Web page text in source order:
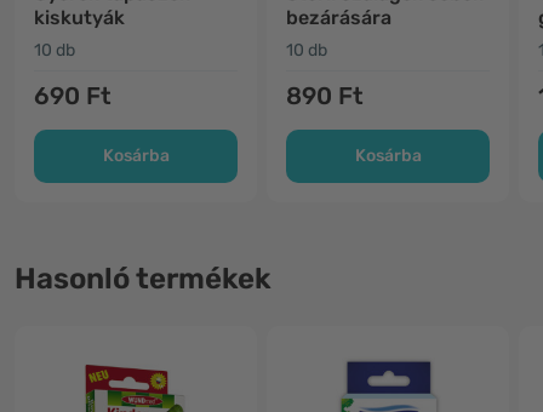
kiskutyák
10 db
690 Ft
Kosárba
bezárására
10 db
890 Ft
Kosárba
Hasonló termékek